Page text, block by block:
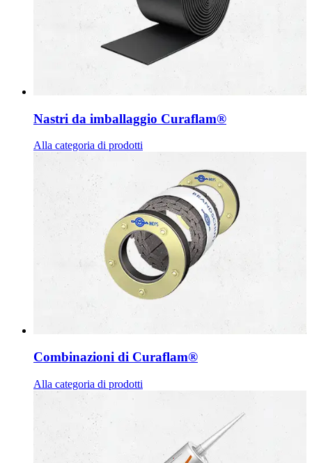
Nastri da imballaggio Curaflam®
Alla categoria di prodotti
Combinazioni di Curaflam®
Alla categoria di prodotti